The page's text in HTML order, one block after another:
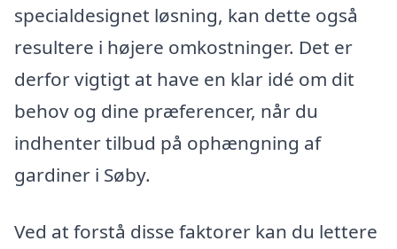
specialdesignet løsning, kan dette også
resultere i højere omkostninger. Det er
derfor vigtigt at have en klar idé om dit
behov og dine præferencer, når du
indhenter tilbud på ophængning af
gardiner i Søby.
Ved at forstå disse faktorer kan du lettere